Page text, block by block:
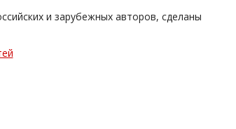
и зарубежных авторов, сделаны